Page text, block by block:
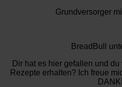
Grundversorger
BreadBull
Dir hat es hier gefallen und
Rezepte erhalten? Ich freue